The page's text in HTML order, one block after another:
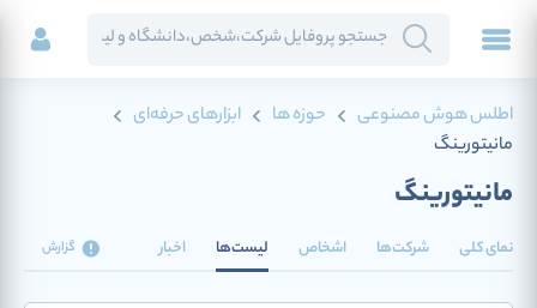
اطلس هوش مصنوعی حوزه ها
ابزارهای حرفه‌ای
مانیتورینگ
مانیتورینگ
نمای کلی شرکت‌ها اشخاص لیست‌ها اخبار گزارش